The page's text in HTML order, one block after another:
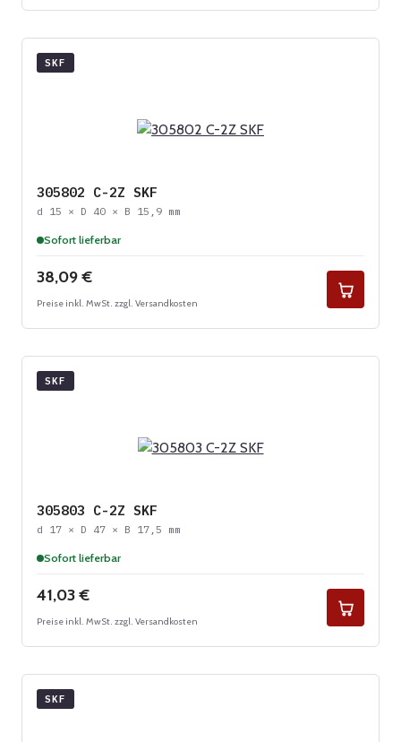
SKF
305802 C-2Z SKF
d 15 × D 40 × B 15,9 mm
Sofort lieferbar
Regulärer Preis:
38,09 €
Preise inkl. MwSt. zzgl. Versandkosten
SKF
305803 C-2Z SKF
d 17 × D 47 × B 17,5 mm
Sofort lieferbar
Regulärer Preis:
41,03 €
Preise inkl. MwSt. zzgl. Versandkosten
SKF